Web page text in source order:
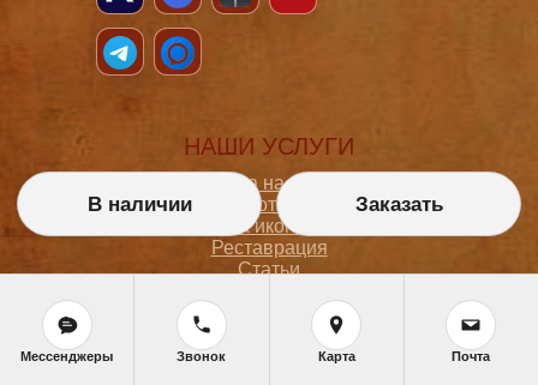
НАШИ УСЛУГИ
Икона на заказ
Магазин готовых икон
Школа иконописи
Реставрация
Статьи
ПОКУПАТЕЛЮ
В наличии Заказать
Мессенджеры Звонок Карта Почта